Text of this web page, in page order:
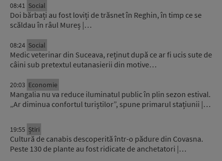
08:41 Social
Doi bărbați au fost loviți de trăsnet în Reghin, în timp ce se
scăldau în râul Mureș |…
08:24 Social
Medic veterinar din Suceava, reținut după ce ar fi ucis sute de
câini sub pretextul eutanasierii din motive…
20:03 Economie
Mangalia nu va reduce iluminatul public în plin sezon estival.
„Ar diminua confortul turiștilor”, spune primarul stațiunii |…
19:55 Știri
Cultură de canabis descoperită într-o pădure din Covasna.
Peste 130 de plante au fost ridicate de anchetatori |…